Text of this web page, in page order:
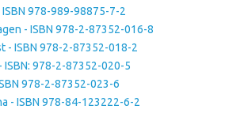
978-989-98875-7-2
- ISBN 978-2-87352-016-8
- ISBN 978-2-87352-018-2
ISBN: 978-2-87352-020-5
978-2-87352-023-6
- ISBN 978-84-123222-6-2